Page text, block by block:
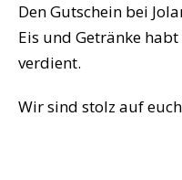
Den Gutschein bei
Eis und Getränke
verdient.
Wir sind stolz auf